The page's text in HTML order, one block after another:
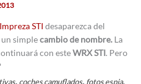
STI desaparezca del
simplecambio de nombre.La
con esteWRX STI. Pero
, coches camuflados, fotos espia,